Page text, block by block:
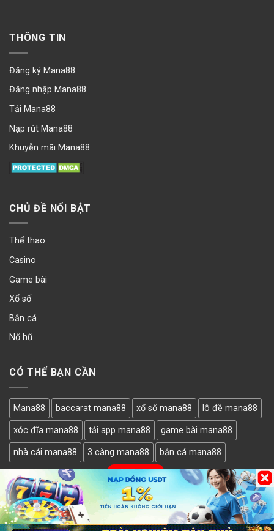
THÔNG TIN
Đăng ký Mana88
Đăng nhập Mana88
Tải Mana88
Nạp rút Mana88
Khuyễn mãi Mana88
CHỦ ĐỀ NỔI BẬT
Thể thao
Casino
Game bài
Xổ số
Bắn cá
Nổ hũ
CÓ THỂ BẠN CẦN
Mana88 baccarat mana88 xổ số mana88 lô đề mana88
xóc đĩa mana88 tải app mana88 game bài mana88
nhà cái mana88 3 càng mana88 bắn cá mana88
LẤY MÃ